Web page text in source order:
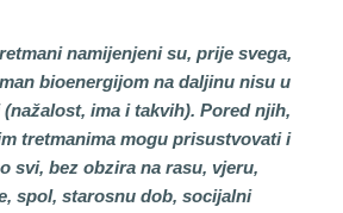
namijenjeni su, prije svega,
bioenergijom na daljinu nisu u
ima i takvih). Pored njih,
tretmanima mogu prisustvovati i
svi, bez obzira na rasu, vjeru,
spol, starosnu dob, socijalni